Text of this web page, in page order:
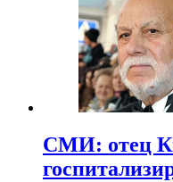
СМИ: отец